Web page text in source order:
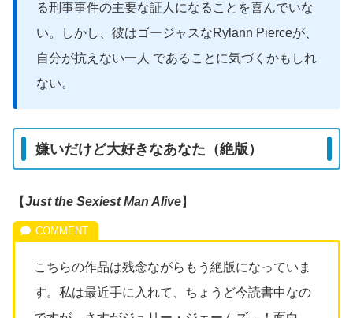
る刑事事件の主要な証人になることを喜んでいな
い。しかし、彼はゴージャスなRylann Pierceが、
自分が抗えない一人 であることに気づくかもしれ
ない。
嫌いだけど大好きなあなた（絶版）
【Just the Sexiest Man Alive】
こちらの作品は残念ながらもう絶版になっていま
す。私は最近手に入れて、ちょうど今読書中なの